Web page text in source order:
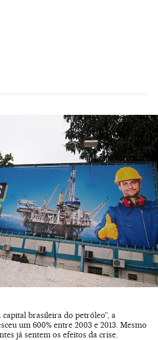
capital brasileira do petróleo”, a
um 600% entre 2003 e 2013. Mesmo
já sentem os efeitos da crise.